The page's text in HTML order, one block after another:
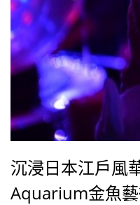
沉浸日本江戶風
Aquarium金魚